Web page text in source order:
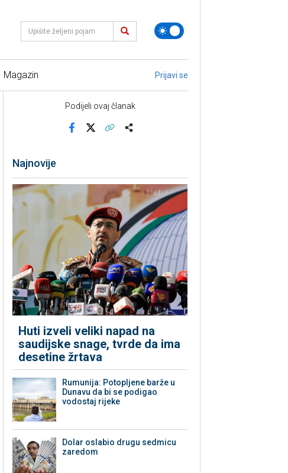
Magazin Prijavi se
Podijeli ovaj članak
Najnovije
Huti izveli veliki napad na
saudijske snage, tvrde da ima
desetine žrtava
Rumunija: Potopljene barže u
Dunavu da bi se podigao
vodostaj rijeke
Dolar oslabio drugu sedmicu
zaredom